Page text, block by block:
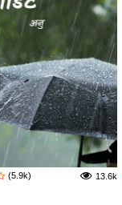
(5.9k) 13.6k